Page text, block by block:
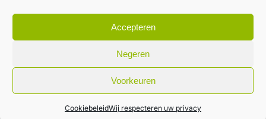
Accepteren
Negeren
Voorkeuren
CookiebeleidWij respecteren uw privacy
Blijft op de hoogte
Rechtstreeks van het veld naar je inbox.
Inschrijven nieuwsbrief
Algemene voorwaarden|Privacybeleid| gemaakt met door
creativitijd